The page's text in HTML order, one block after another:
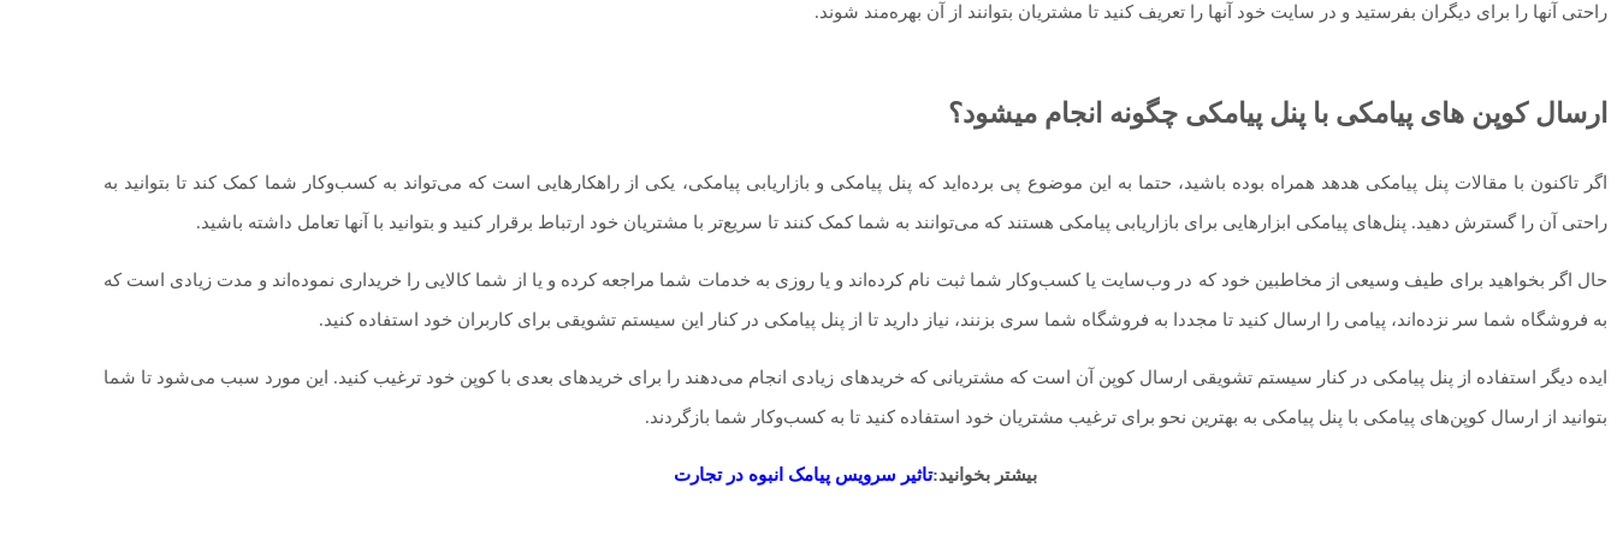
راحتی آنها را برای دیگران بفرستید و در سایت خود آنها را تعریف کنید تا مشتریان بتوانند از آن بهره‌مند شوند.
ارسال کوپن های پیامکی با پنل پیامکی چگونه انجام میشود؟
اگر تاکنون با مقالات پنل پیامکی هدهد همراه بوده باشید، حتما به این موضوع پی برده‌اید که پنل پیامکی و بازاریابی پیامکی، یکی از راهکارهایی است که می‌تواند به کسب‌و‌کار شما کمک کند تا بتوانید به
راحتی آن را گسترش دهید. پنل‌های پیامکی ابزارهایی برای بازاریابی پیامکی هستند که می‌توانند به شما کمک کنند تا سریع‌تر با مشتریان خود ارتباط برقرار کنید و بتوانید با آنها تعامل داشته باشید.
حال اگر بخواهید برای طیف وسیعی از مخاطبین خود که در وب‌سایت یا کسب‌و‌کار شما ثبت نام کرده‌اند و یا روزی به خدمات شما مراجعه کرده و یا از شما کالایی را خریداری نموده‌اند و مدت زیادی است که
به فروشگاه شما سر نزده‌اند، پیامی را ارسال کنید تا مجددا به فروشگاه شما سری بزنند، نیاز دارید تا از پنل پیامکی در کنار این سیستم تشویقی برای کاربران خود استفاده کنید.
ایده دیگر استفاده از پنل پیامکی در کنار سیستم تشویقی ارسال کوپن آن است که مشتریانی که خریدهای زیادی انجام می‌دهند را برای خرید‌های بعدی با کوپن خود ترغیب کنید. این مورد سبب می‌شود تا شما
بتوانید از ارسال کوپن‌های پیامکی با پنل پیامکی به بهترین نحو برای ترغیب مشتریان خود استفاده کنید تا به کسب‌و‌کار شما بازگردند.
بیشتر بخوانید:تاثیر سرویس پیامک انبوه در تجارت